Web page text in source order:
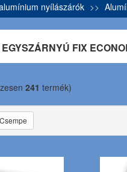
nyílászárók
FIX
241 termék)
Csempe